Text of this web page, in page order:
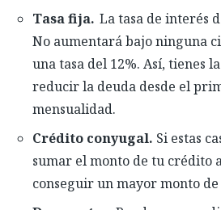
Tasa fija. La tasa de interés
No aumentarábajo ninguna
una tasa del 12%. Así,tienes
reducir la deuda desde el
mensualidad.
Crédito conyugal. Si estas
sumar el monto de tu crédito
conseguir un mayormonto de